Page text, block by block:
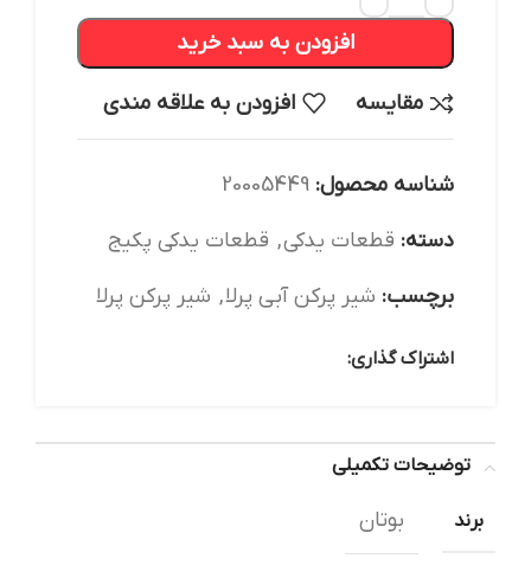
افزودن به سبد خرید
مقایسه افزودن به علاقه مندی
شناسه محصول: 20005449
دسته: قطعات یدکی, قطعات یدکی پکیج
برچسب: شیر پرکن آبی پرلا, شیر پرکن پرلا
اشتراک گذاری:
توضیحات تکمیلی
برند بوتان